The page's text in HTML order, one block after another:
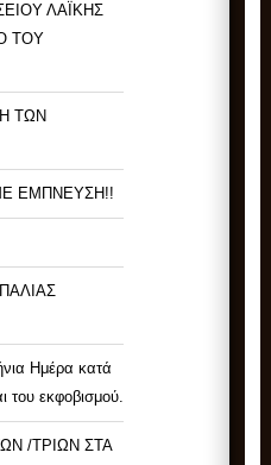
ΛΑΪΚΗΣ
ΤΟΥ
ΤΩΝ
ΕΜΠΝΕΥΣΗ!!
Ημέρα κατά
του εκφοβισμού.
/ΤΡΙΩΝ ΣΤΑ